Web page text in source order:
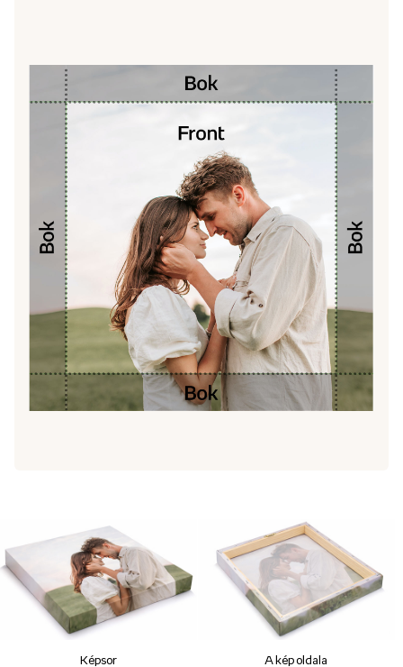
Képsor A kép oldala